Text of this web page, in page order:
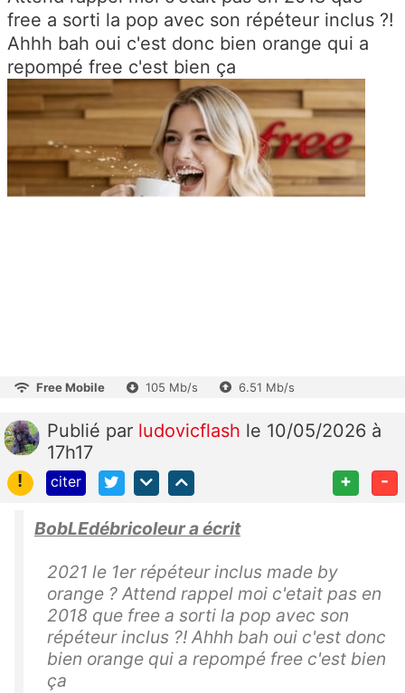
free a sorti la pop avec son répéteur inclus ?!
Ahhh bah oui c'est donc bien orange qui a
repompé free c'est bien ça
Free Mobile 105 Mb/s 6.51 Mb/s
Publié par ludovicflash le 10/05/2026 à
17h17
!
citer + -
BobLEdébricoleur a écrit
2021 le 1er répéteur inclus made by
orange ? Attend rappel moi c'etait pas en
2018 que free a sorti la pop avec son
répéteur inclus ?! Ahhh bah oui c'est donc
bien orange qui a repompé free c'est bien
ça